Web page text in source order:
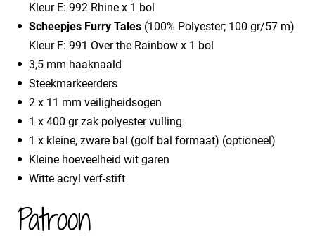
Kleur E: 992 Rhine x 1 bol
Scheepjes Furry Tales (100% Polyester; 100 gr/57 m)
Kleur F: 991 Over the Rainbow x 1 bol
3,5 mm haaknaald
Steekmarkeerders
2 x 11 mm veiligheidsogen
1 x 400 gr zak polyester vulling
1 x kleine, zware bal (golf bal formaat) (optioneel)
Kleine hoeveelheid wit garen
Witte acryl verf-stift
Patroon